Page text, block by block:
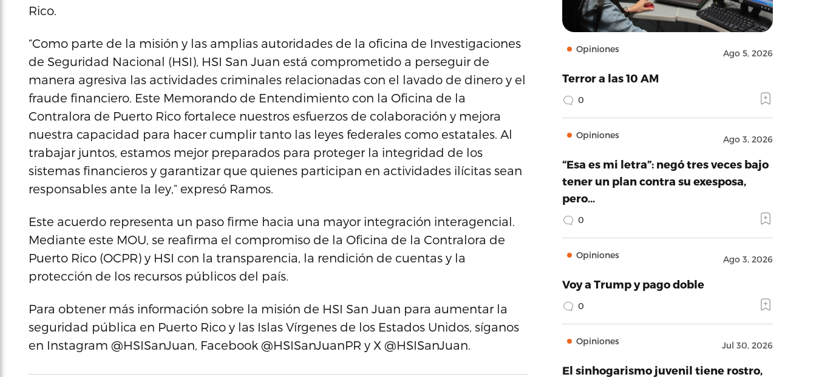
Rico.
“Como parte de la misión y las amplias autoridades de la oficina de Investigaciones
de Seguridad Nacional (HSI), HSI San Juan está comprometido a perseguir de
manera agresiva las actividades criminales relacionadas con el lavado de dinero y el
fraude financiero. Este Memorando de Entendimiento con la Oficina de la
Contralora de Puerto Rico fortalece nuestros esfuerzos de colaboración y mejora
nuestra capacidad para hacer cumplir tanto las leyes federales como estatales. Al
trabajar juntos, estamos mejor preparados para proteger la integridad de los
sistemas financieros y garantizar que quienes participan en actividades ilícitas sean
responsables ante la ley,” expresó Ramos.
Este acuerdo representa un paso firme hacia una mayor integración interagencial.
Mediante este MOU, se reafirma el compromiso de la Oficina de la Contralora de
Puerto Rico (OCPR) y HSI con la transparencia, la rendición de cuentas y la
protección de los recursos públicos del país.
Para obtener más información sobre la misión de HSI San Juan para aumentar la
seguridad pública en Puerto Rico y las Islas Vírgenes de los Estados Unidos, síganos
en Instagram @HSISanJuan, Facebook @HSISanJuanPR y X @HSISanJuan.
Opiniones Ago 5, 2026
Terror a las 10 AM
0
Opiniones Ago 3, 2026
“Esa es mi letra”: negó tres veces bajo
tener un plan contra su exesposa,
pero…
0
Opiniones Ago 3, 2026
Voy a Trump y pago doble
0
Opiniones Jul 30, 2026
El sinhogarismo juvenil tiene rostro,